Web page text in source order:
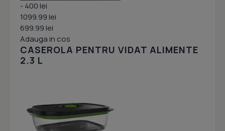
- 400 lei
1099.99 lei
699.99 lei
Adauga in cos
CASEROLA PENTRU VIDAT ALIMENTE
2.3 L